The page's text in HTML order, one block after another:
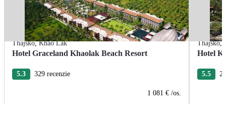
Thajsko,Khao Lak
Hotel Graceland Khaolak Beach Resort
5.3 329 recenzie
1 081 € /os.
Thajsko,
Hotel
5.5